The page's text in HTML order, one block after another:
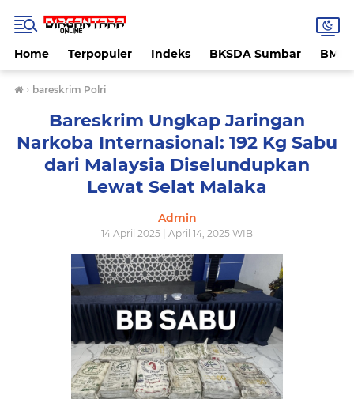
Home Terpopuler Indeks BKSDA Sumbar
› bareskrim Polri
Bareskrim Ungkap Jaringan
Narkoba Internasional: 192 Kg Sabu
dari Malaysia Diselundupkan
Lewat Selat Malaka
Admin
14 April 2025 | April 14, 2025 WIB